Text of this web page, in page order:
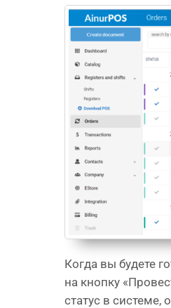
Когда вы будете
на кнопку
статус в системе,